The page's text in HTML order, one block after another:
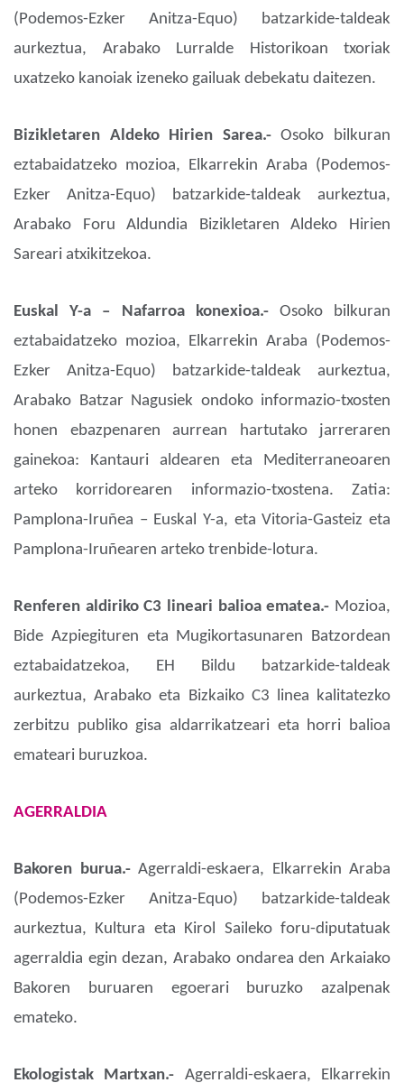
(Podemos-Ezker Anitza-Equo) batzarkide-taldeak
aurkeztua, Arabako Lurralde Historikoan txoriak
uxatzeko kanoiak izeneko gailuak debekatu daitezen.
Bizikletaren Aldeko Hirien Sarea.-Osoko bilkuran
eztabaidatzeko mozioa, Elkarrekin Araba (Podemos-
Ezker Anitza-Equo) batzarkide-taldeak aurkeztua,
Arabako Foru Aldundia Bizikletaren Aldeko Hirien
Sareari atxikitzekoa.
Euskal Y-a – Nafarroa konexioa.- Osoko bilkuran
eztabaidatzeko mozioa, Elkarrekin Araba (Podemos-
Ezker Anitza-Equo) batzarkide-taldeak aurkeztua,
Arabako Batzar Nagusiek ondoko informazio-txosten
honen ebazpenaren aurrean hartutako jarreraren
gainekoa: Kantauri aldearen eta Mediterraneoaren
arteko korridorearen informazio-txostena. Zatia:
Pamplona-Iruñea – Euskal Y-a, eta Vitoria-Gasteiz eta
Pamplona-Iruñearen arteko trenbide-lotura.
Renferen aldiriko C3 lineari balioa ematea.- Mozioa,
Bide Azpiegituren eta Mugikortasunaren Batzordean
eztabaidatzekoa, EH Bildu batzarkide-taldeak
aurkeztua, Arabako eta Bizkaiko C3 linea kalitatezko
zerbitzu publiko gisa aldarrikatzeari eta horri balioa
emateari buruzkoa.
AGERRALDIA
Bakoren burua.- Agerraldi-eskaera, Elkarrekin Araba
(Podemos-Ezker Anitza-Equo) batzarkide-taldeak
aurkeztua, Kultura eta Kirol Saileko foru-diputatuak
agerraldia egin dezan, Arabako ondarea den Arkaiako
Bakoren buruaren egoerari buruzko azalpenak
emateko.
Ekologistak Martxan.- Agerraldi-eskaera, Elkarrekin